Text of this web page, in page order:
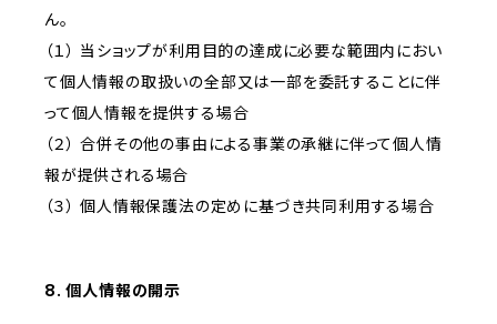
ん。
（１） 当ショップが利用目的の達成に必要な範囲内におい
て個人情報の取扱いの全部又は一部を委託することに伴
って個人情報を提供する場合
（２） 合併その他の事由による事業の承継に伴って個人情
報が提供される場合
（３） 個人情報保護法の定めに基づき共同利用する場合
8. 個人情報の開示